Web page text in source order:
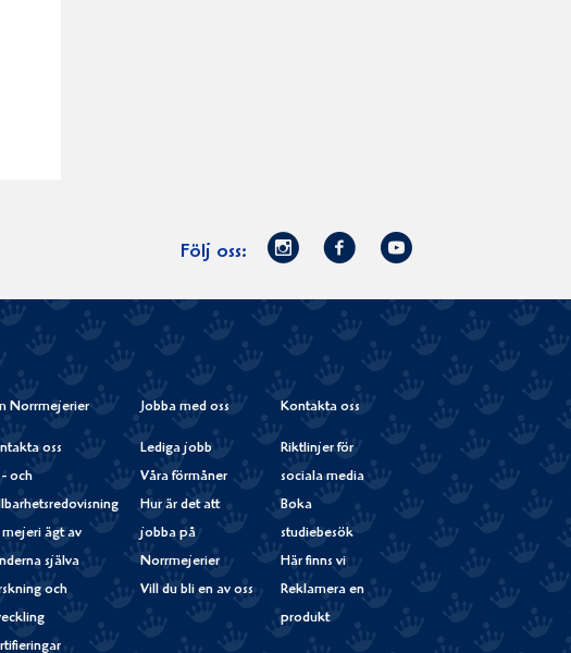
Följ oss:
Norrmejerier
Instagram
Facebook
Youtube
Norrmejerier
oss
och
mejeri ägt av
själva
och
Jobba med oss
Lediga jobb
Våra förmåner
Hur är det att
jobba på
Norrmejerier
Vill du bli en av oss
Kontakta oss
Riktlinjer för
sociala media
Boka
studiebesök
Här finns vi
Reklamera en
produkt